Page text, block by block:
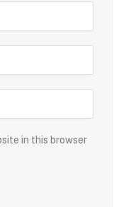
in this browser